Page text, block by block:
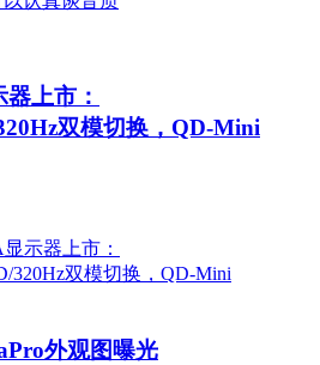
上市：
双模切换，QD-Mini
外观图曝光